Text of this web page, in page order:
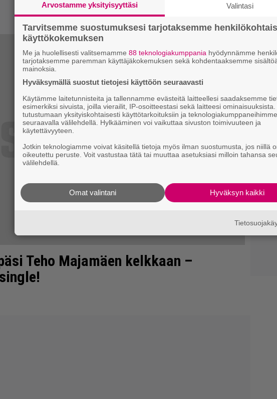
Teho Majamäen kelkkaan –
Arvostamme yksityisyyttäsi Valintasi
Tarvitsemme suostumuksesi tarjotaksemme
käyttökokemuksen
Me ja huolellisesti valitsemamme 88 teknologiakumppania hyödynnämme
tarjotaksemme paremman käyttäjäkokemuksen sekä kohdentaaksemme
mainoksia.
Hyväksymällä suostut tietojesi käyttöön seuraavasti
Käytämme laitetunnisteita ja tallennamme evästeitä laitteellesi saadaksemme
esimerkiksi sivuista, joilla vierailit, IP-osoitteestasi sekä laitteesi
tutustumaan yksityiskohtaisesti käyttötarkoituksiin ja teknologiakumppaneihimme
seuraavalla välilehdellä. Hylkääminen voi vaikuttaa sivuston toimivuuteen ja
käytettävyyteen.
Jotkin teknologiamme voivat käsitellä tietoja myös ilman suostumusta, jos niillä
oikeutettu peruste. Voit vastustaa tätä tai muuttaa asetuksiasi milloin tahansa
välilehdellä.
Hyväksyn kaikki
Omat valintani